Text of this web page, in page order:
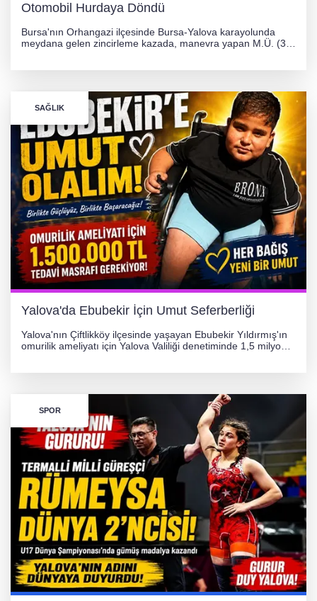
Otomobil Hurdaya Döndü
Bursa'nın Orhangazi ilçesinde Bursa-Yalova karayolunda
meydana gelen zincirleme kazada, manevra yapan M.Ü. (35)
SAĞLIK
Yalova'da Ebubekir İçin Umut Seferberliği
Yalova'nın Çiftlikköy ilçesinde yaşayan Ebubekir Yıldırmış'ın
omurilik ameliyatı için Yalova Valiliği denetiminde 1,5 milyon
SPOR